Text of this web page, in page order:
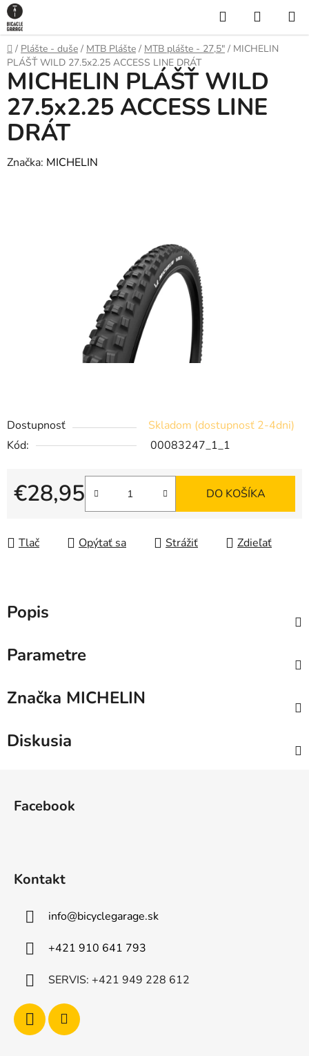
Prejsť
na
obsah
Hľadať
KOŠÍK
Domov
/ Plášte - duše / MTB Plášte / MTB plášte - 27,5" / MICHELIN
PLÁŠŤ WILD 27.5x2.25 ACCESS LINE DRÁT
Dostupnosť
Skladom (dostupnosť 2-4dni)
Kód:
00083247_1_1
€28,95
Jednotková cena:
DO KOŠÍKA
Tlač Opýtať sa Strážiť Zdieľať
MICHELIN PLÁŠŤ WILD
27.5x2.25 ACCESS LINE
DRÁT
Značka: MICHELIN
Popis
Parametre
Značka MICHELIN
Diskusia
Facebook
Kontakt
info@bicyclegarage.sk
+421 910 641 793
SERVIS: +421 949 228 612